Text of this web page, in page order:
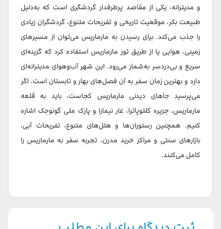
و مدیترانه، یکی از مقاصد پرطرفدار گردشگری است که به‌دلیل
طبیعت بکر، موقعیت تاریخی و تفریحات متنوع، گردشگران زیادی
را جذب می‌کند. برای رسیدن به مارماریس می‌توان از مسیرهای
زمینی، هوایی یا از طریق تور مارماریس استفاده کرد که گزینه‌ای
سریع و بی‌دردسر به‌شمار می‌رود. این شهر آب‌وهوای مدیترانه‌ای
دارد و بهترین زمان سفر به آن فصل‌های بهار و تابستان است. اگر
می‌پرسید جاهای دیدنی مارماریس کجاست، باید به قلعه
مارماریس، جزیره کلئوپاترا، غار نیمارا و پارک ملی گونوجک اشاره
کنیم. همچنین رستوران‌ها و هتل‌های متنوع، تفریحات آبی،
بازارهای سنتی و مراکز خرید مدرن، تجربه سفر به مارماریس را
کامل می‌کنند.